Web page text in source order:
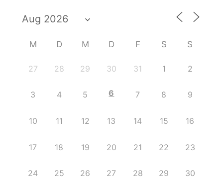
M D M D F S S
27 28 29 30 31 1 2
3 4 5 6 7 8 9
10 11 12 13 14 15 16
17 18 19 20 21 22 23
24 25 26 27 28 29 30